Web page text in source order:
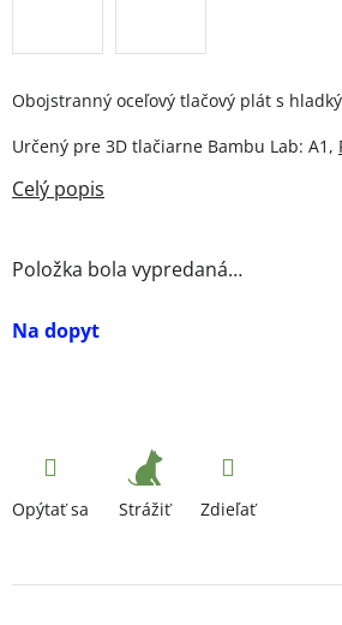
Na dopyt
Položka bola vypredaná…
Obojstranný oceľový tlačový plát s
Určený pre 3D tlačiarne Bambu Lab: A1,
Opýtať sa Strážiť Zdieľať